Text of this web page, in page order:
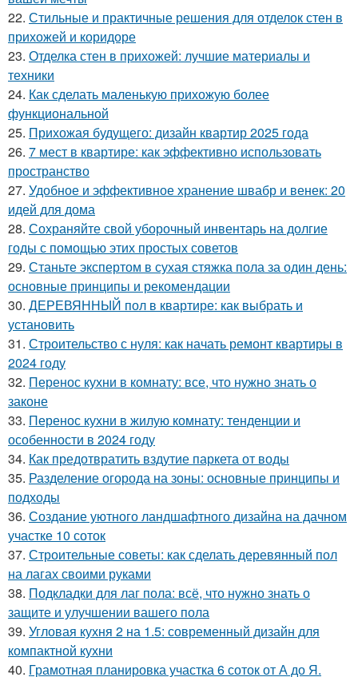
22. Стильные и практичные решения для отделок стен в
прихожей и коридоре
23. Отделка стен в прихожей: лучшие материалы и
техники
24. Как сделать маленькую прихожую более
функциональной
25. Прихожая будущего: дизайн квартир 2025 года
26. 7 мест в квартире: как эффективно использовать
пространство
27. Удобное и эффективное хранение швабр и венек: 20
идей для дома
28. Сохраняйте свой уборочный инвентарь на долгие
годы с помощью этих простых советов
29. Станьте экспертом в сухая стяжка пола за один день:
основные принципы и рекомендации
30. ДЕРЕВЯННЫЙ пол в квартире: как выбрать и
установить
31. Строительство с нуля: как начать ремонт квартиры в
2024 году
32. Перенос кухни в комнату: все, что нужно знать о
законе
33. Перенос кухни в жилую комнату: тенденции и
особенности в 2024 году
34. Как предотвратить вздутие паркета от воды
35. Разделение огорода на зоны: основные принципы и
подходы
36. Создание уютного ландшафтного дизайна на дачном
участке 10 соток
37. Строительные советы: как сделать деревянный пол
на лагах своими руками
38. Подкладки для лаг пола: всё, что нужно знать о
защите и улучшении вашего пола
39. Угловая кухня 2 на 1.5: современный дизайн для
компактной кухни
40. Грамотная планировка участка 6 соток от А до Я.